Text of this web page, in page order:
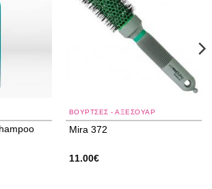
ΒΟΥΡΤΣΕΣ - ΑΞΕΣΟΥΑΡ
Mira 372
11.00€